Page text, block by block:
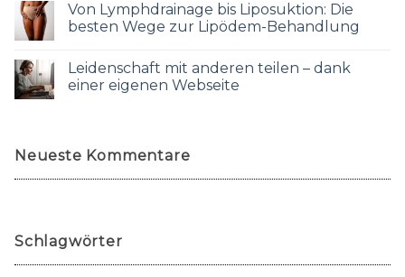
Von Lymphdrainage bis Liposuktion: Die
besten Wege zur Lipödem-Behandlung
Leidenschaft mit anderen teilen – dank
einer eigenen Webseite
Neueste Kommentare
Schlagwörter